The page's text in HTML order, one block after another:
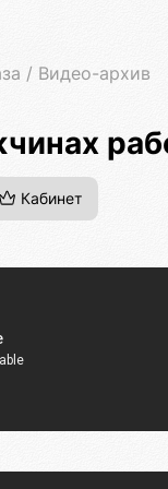
/ Видео-архив
Кабинет